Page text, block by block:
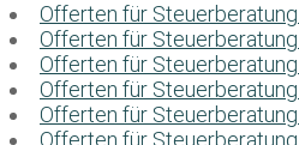
Offerten für Steuerberatung
Offerten für Steuerberatung
Offerten für
Offerten für
Offerten für Steuerberatung
Offerten für Steuerberatung